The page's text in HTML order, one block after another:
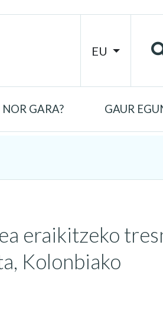
EU
NOR GARA? GAUR
eraikitzeko
Kolonbiako